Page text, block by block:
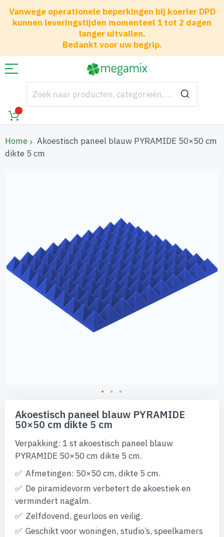
Vanwege operationele beperkingen bij koerier DPD
kunnen leveringstijden momenteel 1 tot 2 dagen
langer uitvallen.
Bedankt voor uw begrip.
Home
Akoestisch paneel blauw PYRAMIDE 50×50 cm
dikte 5 cm
naar
begin
afbeeldingen-
Akoestisch paneel blauw PYRAMIDE
50×50 cm dikte 5 cm
Verpakking: 1 st akoestisch paneel blauw
PYRAMIDE 50×50 cm dikte 5 cm.
Afmetingen: 50×50 cm, dikte 5 cm.
De piramidevorm verbetert de akoestiek en
vermindert nagalm.
Zelfdovend, geurloos en veilig.
Geschikt voor woningen, studio’s, speelkamers